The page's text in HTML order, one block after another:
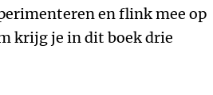
en flink mee op
krijg je in dit boek drie